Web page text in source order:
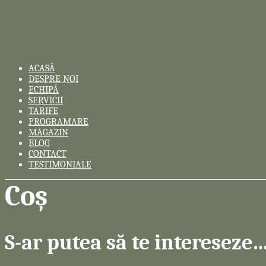
ACASĂ
DESPRE NOI
ECHIPĂ
SERVICII
TARIFE
PROGRAMARE
MAGAZIN
BLOG
CONTACT
TESTIMONIALE
Coș
S-ar putea să te